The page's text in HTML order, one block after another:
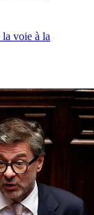
voie à la